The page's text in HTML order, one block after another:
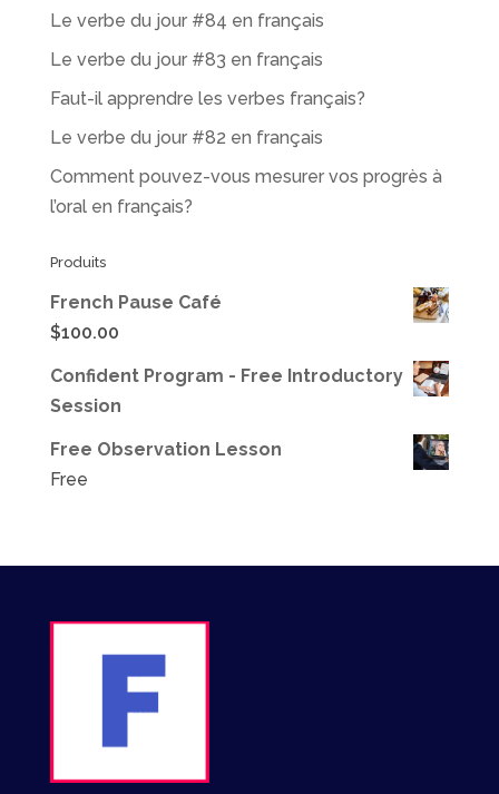
Le verbe du jour #84 en français
Le verbe du jour #83 en français
Faut-il apprendre les verbes français?
Le verbe du jour #82 en français
Comment pouvez-vous mesurer vos progrès à
l’oral en français?
Produits
French Pause Café
$100.00
Confident Program - Free Introductory
Session
Free Observation Lesson
Free